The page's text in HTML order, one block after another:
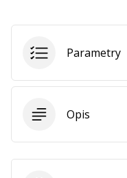
Pokaż
wszystkie
artykuły
Parametry
Opis